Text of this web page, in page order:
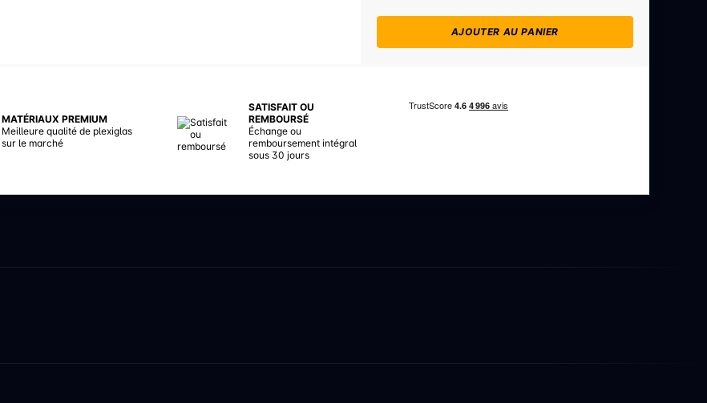
AJOUTER AU PANIER
MATÉRIAUX PREMIUM
Meilleure qualité de plexiglas
sur le marché
SATISFAIT OU
REMBOURSÉ
Échange ou
remboursement intégral
sous 30 jours